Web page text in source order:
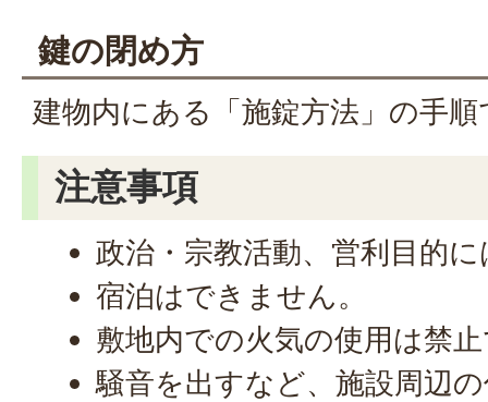
鍵の閉め方
建物内にある「施錠方法」の手
注意事項
政治・宗教活動、営利目的
宿泊はできません。
敷地内での火気の使用は禁
騒音を出すなど、施設周辺